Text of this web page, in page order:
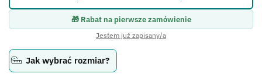
🎁 Rabat na pierwsze zamówienie
Jestem już zapisany/a
Jak wybrać rozmiar?